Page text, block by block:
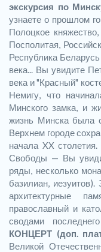
экскурсия по
узнаете о прошлом
Полоцкое
Посполитая,
Республика
века... Вы увидите
века и "Красный"
Немигу, что
Минского замка, и
жизнь Минска была
Верхнем городе
начала XX
Свободы — Вы
ряды, несколько
базилиан,
архитектурные
православный и
сводами
КОНЦЕРТ (доп.
Великой